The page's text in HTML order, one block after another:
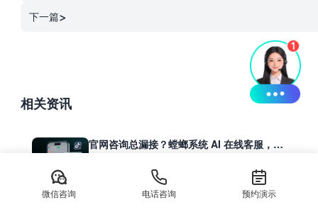
下一篇>
相关资讯
官网咨询总漏接？螳螂系统 AI 在线客服，访
客主动沟通精准留资
阅读 329
微信咨询 电话咨询 预约演示